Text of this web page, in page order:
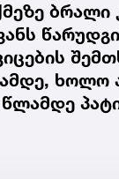
ბრალი
ხოლო